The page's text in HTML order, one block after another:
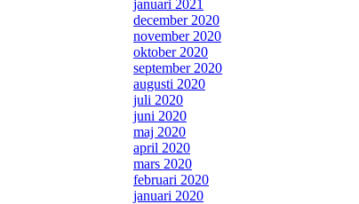
januari 2021
december 2020
november 2020
oktober 2020
september 2020
augusti 2020
juli 2020
juni 2020
maj 2020
april 2020
mars 2020
februari 2020
januari 2020